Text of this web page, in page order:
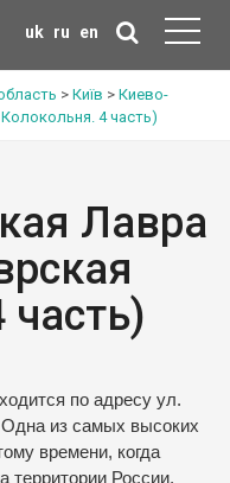
uk ru en
> Київ > Киево-
4 часть)
Лавра
часть)
по адресу ул.
из самых высоких
времени, когда
территории России.